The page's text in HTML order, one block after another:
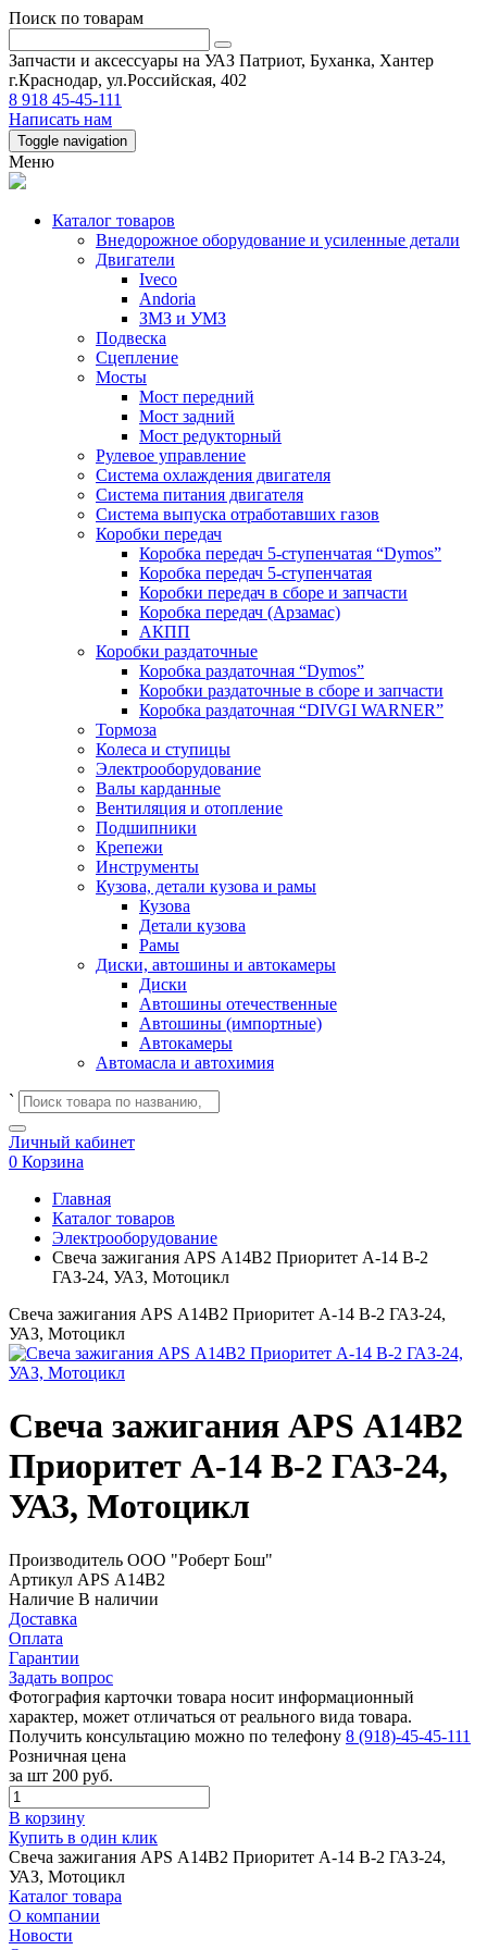
Поиск по товарам
Запчасти и аксессуары на УАЗ Патриот, Буханка, Хантер
г.Краснодар, ул.Российская, 402
8 918 45-45-111
Написать нам
Toggle navigation
Меню
Каталог товаров
Внедорожное оборудование и усиленные детали
Двигатели
Iveco
Andoria
ЗМЗ и УМЗ
Подвеска
Сцепление
Мосты
Мост передний
Мост задний
Мост редукторный
Рулевое управление
Система охлаждения двигателя
Система питания двигателя
Система выпуска отработавших газов
Коробки передач
Коробка передач 5-ступенчатая “Dymos”
Коробка передач 5-ступенчатая
Коробки передач в сборе и запчасти
Коробка передач (Арзамас)
АКПП
Коробки раздаточные
Коробка раздаточная “Dymos”
Коробки раздаточные в сборе и запчасти
Коробка раздаточная “DIVGI WARNER”
Тормоза
Колеса и ступицы
Электрооборудование
Валы карданные
Вентиляция и отопление
Подшипники
Крепежи
Инструменты
Кузова, детали кузова и рамы
Кузова
Детали кузова
Рамы
Диски, автошины и автокамеры
Диски
Автошины отечественные
Автошины (импортные)
Автокамеры
Автомасла и автохимия
`
Личный кабинет
0 Корзина
Главная
Каталог товаров
Электрооборудование
Свеча зажигания APS А14В2 Приоритет А-14 В-2
ГАЗ-24, УАЗ, Мотоцикл
Свеча зажигания APS А14В2 Приоритет А-14 В-2 ГАЗ-24,
УАЗ, Мотоцикл
Свеча зажигания APS А14В2
Приоритет А-14 В-2 ГАЗ-24,
УАЗ, Мотоцикл
Производитель ООО "Роберт Бош"
Артикул APS А14В2
Наличие В наличии
Доставка
Оплата
Гарантии
Задать вопрос
Фотография карточки товара носит информационный
характер, может отличаться от реального вида товара.
Получить консультацию можно по телефону 8 (918)-45-45-111
Розничная цена
за шт 200 руб.
В корзину
Купить в один клик
Свеча зажигания APS А14В2 Приоритет А-14 В-2 ГАЗ-24,
УАЗ, Мотоцикл
Каталог товара
О компании
Новости